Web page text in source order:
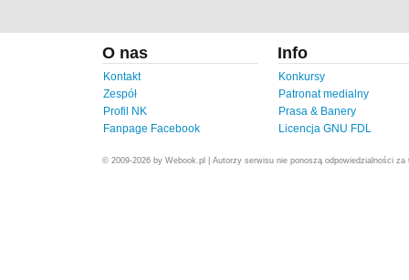
O nas
Kontakt
Zespół
Profil NK
Fanpage Facebook
Info
Konkursy
Patronat medialny
Prasa & Banery
Licencja GNU FDL
© 2009-2026 by Webook.pl | Autorzy serwisu nie ponoszą odpowiedzialności